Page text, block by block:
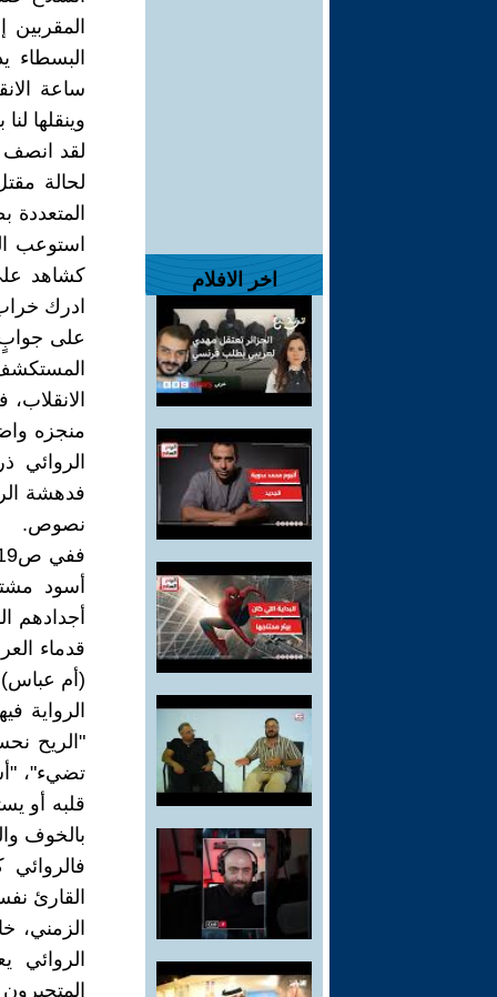
اخر الافلام
البسطاء
ساعة
وينقلها
لقد انصف
لحالة
استوعب
كشاهد
ادرك
على جوابٍ
منجزه
الروائي
فدهشة
نصوص.
أسود
أجدادهم
قدماء
(أم عباس)
الرواية
"الريح
تضيء"،
قلبه أو
بالخوف
القارئ